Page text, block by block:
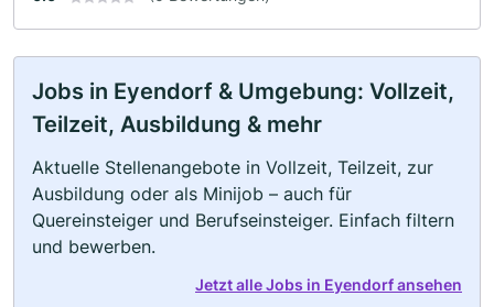
Jobs in Eyendorf & Umgebung: Vollzeit,
Teilzeit, Ausbildung & mehr
Aktuelle Stellenangebote in Vollzeit, Teilzeit, zur
Ausbildung oder als Minijob – auch für
Quereinsteiger und Berufseinsteiger. Einfach filtern
und bewerben.
Jetzt alle Jobs in Eyendorf ansehen